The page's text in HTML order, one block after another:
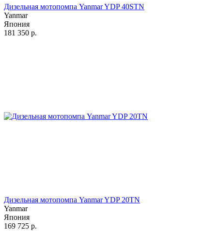
Дизельная мотопомпа Yanmar YDP 40STN
Yanmar
Япония
181 350 р.
Дизельная мотопомпа Yanmar YDP 20TN
Yanmar
Япония
169 725 р.